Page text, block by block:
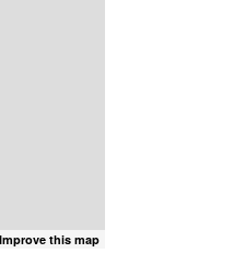
Improve this map